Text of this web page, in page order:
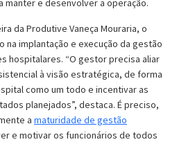
manter e desenvolver a operação.
da Produtive Vaneça Mouraria, o
implantação e execução da gestão
hospitalares. “O gestor precisa aliar
à visão estratégica, de forma
como um todo e incentivar as
planejados”, destaca. É preciso,
a maturidade de gestão
e motivar os funcionários de todos